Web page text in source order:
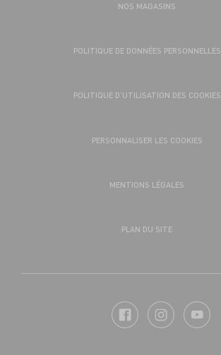
NOS MAGASINS
POLITIQUE DE DONNÉES PERSONNELLES
POLITIQUE D’UTILISATION DES COOKIES
PERSONNALISER LES COOKIES
MENTIONS LÉGALES
PLAN DU SITE